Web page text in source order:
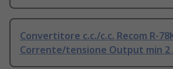
Convertitore c.c./c.c. Recom R-
Corrente/tensione Output min 2